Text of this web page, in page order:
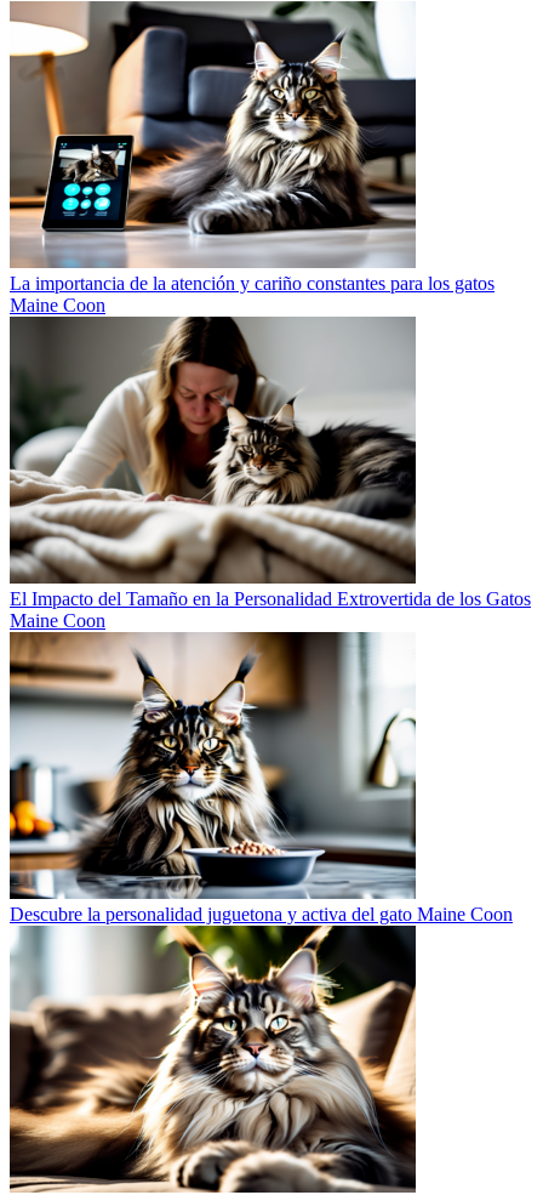
La importancia de la atención y cariño constantes para los gatos
Maine Coon
El Impacto del Tamaño en la Personalidad Extrovertida de los Gatos
Maine Coon
Descubre la personalidad juguetona y activa del gato Maine Coon